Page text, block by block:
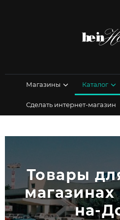
Магазины Каталог
Сделать интернет-магазин
Товары
магазинах
на-